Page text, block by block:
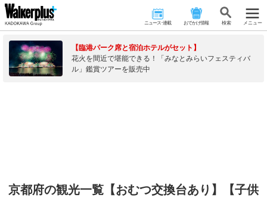
ニュース･連載 おでかけ情報 検 索 メニュー
【臨港パーク席と宿泊ホテルがセット】
花火を間近で堪能できる！「みなとみらいフェスティバ
ル」鑑賞ツアーを販売中
京都府の観光一覧【おむつ交換台あり】【子供